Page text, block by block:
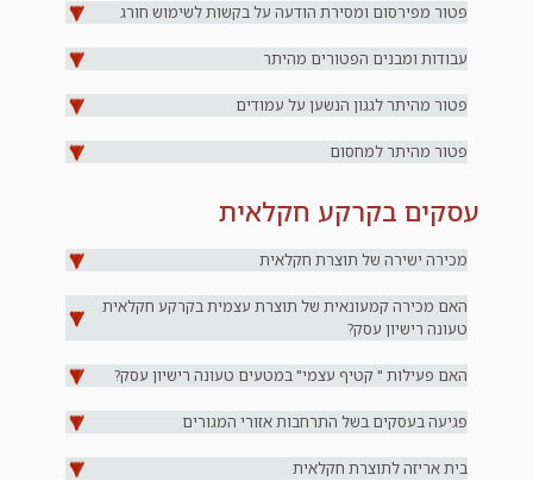
פטור מפירסום ומסירת הודעה על בקשות לשימוש חורג
עבודות ומבנים הפטורים מהיתר
פטור מהיתר לגגון הנשען על עמודים
פטור מהיתר למחסום
עסקים בקרקע חקלאית
מכירה ישירה של תוצרת חקלאית
האם מכירה קמעונאית של תוצרת עצמית בקרקע חקלאית
טעונה רישיון עסק?
האם פעילות " קטיף עצמי" במטעים טעונה רישיון עסק?
פגיעה בעסקים בשל התרחבות אזורי המגורים
בית אריזה לתוצרת חקלאית